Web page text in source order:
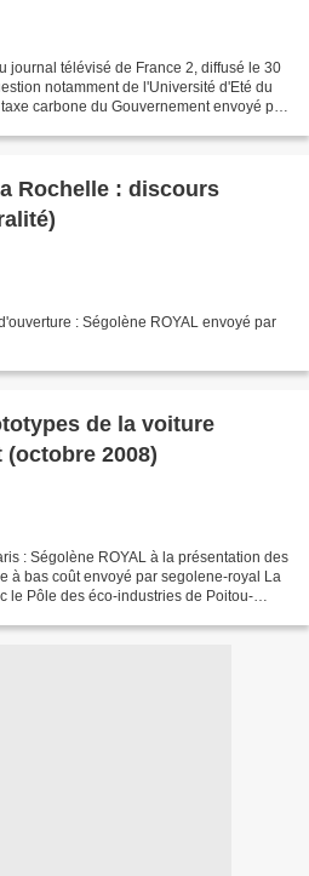
journal télévisé de France 2, diffusé le 30
notamment de l'Université d'Eté du
carbone du Gouvernement envoyé par
Rochelle : discours
: Ségolène ROYAL envoyé par
de la voiture
2008)
: Ségolène ROYAL à la présentation des
à bas coût envoyé par segolene-royal La
le Pôle des éco-industries de Poitou-